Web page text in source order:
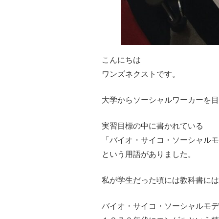
こんにちは
ワンズネクストです。
大学からソーシャルワーカーを
実習目標の中に書かれている
「バイオ・サイコ・ソーシャル
という用語がありました。
私が学生だった頃には教科書に
バイオ・サイコ・ソーシャルモ